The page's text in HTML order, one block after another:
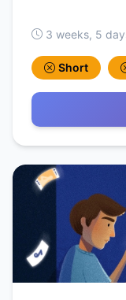
3 weeks, 5
Short